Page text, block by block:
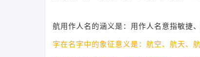
航用作人名的涵义是：用作人名意指敏捷
字在名字中的象征意义是：航空、航天、